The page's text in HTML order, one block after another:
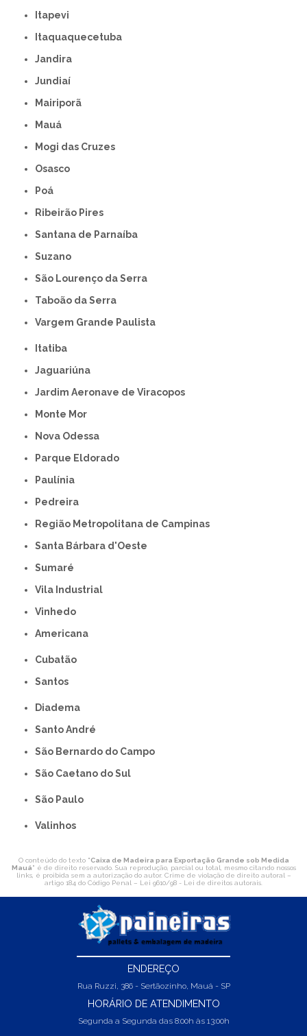
Itapevi
Itaquaquecetuba
Jandira
Jundiaí
Mairiporã
Mauá
Mogi das Cruzes
Osasco
Poá
Ribeirão Pires
Santana de Parnaíba
Suzano
São Lourenço da Serra
Taboão da Serra
Vargem Grande Paulista
Itatiba
Jaguariúna
Jardim Aeronave de Viracopos
Monte Mor
Nova Odessa
Parque Eldorado
Paulínia
Pedreira
Região Metropolitana de Campinas
Santa Bárbara d'Oeste
Sumaré
Vila Industrial
Vinhedo
americana
Cubatão
Santos
Diadema
Santo André
São Bernardo do Campo
São Caetano do Sul
São Paulo
Valinhos
O conteúdo do texto "Caixa de Madeira para Exportação Grande sob Medida
Mauá" é de direito reservado. Sua reprodução, parcial ou total, mesmo citando nossos
links, é proibida sem a autorização do autor. Crime de violação de direito autoral –
artigo 184 do Código Penal – Lei 9610/98 - Lei de direitos autorais.
ENDEREÇO
Rua Ruzzi, 386 - Sertãozinho, Mauá - SP
HORÁRIO DE ATENDIMENTO
Segunda a Segunda das 8:00h às 13:00h